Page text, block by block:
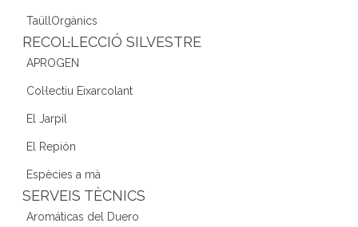
TaüllOrgànics
RECOL·LECCIÓ SILVESTRE
APROGEN
Col·lectiu Eixarcolant
El Jarpil
El Repión
Espècies a mà
SERVEIS TÈCNICS
Aromáticas del Duero